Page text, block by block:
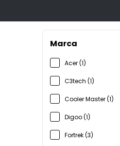
Marca
Acer (1)
C3tech (1)
Cooler Master (1)
Digoo (1)
Fortrek (3)